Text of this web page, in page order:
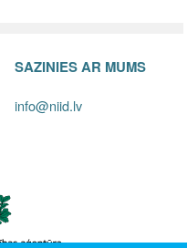
SAZINIES AR MUMS
info@niid.lv